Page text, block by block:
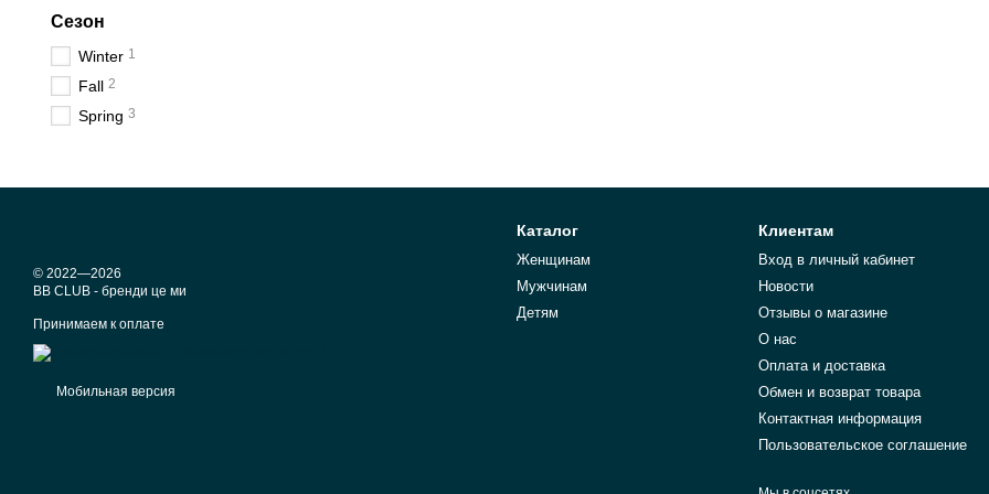
Предпочтение лучше отдавать не слишком теплым моделям, поскольку в них будет не
С чем носить мужскую весеннюю куртку?
Демисезонные куртки можно смело комбинировать практически с любой одеждой из
Сезон
Winter 1
Fall 2
Spring 3
© 2022—2026
BB CLUB - бренди це ми
Принимаем к оплате
Мобильная версия
Каталог
Женщинам
Мужчинам
Детям
Клиентам
Вход в личный кабинет
Новости
Отзывы о магазине
О нас
Оплата и доставка
Обмен и возврат товара
Контактная информация
Пользовательское соглашение